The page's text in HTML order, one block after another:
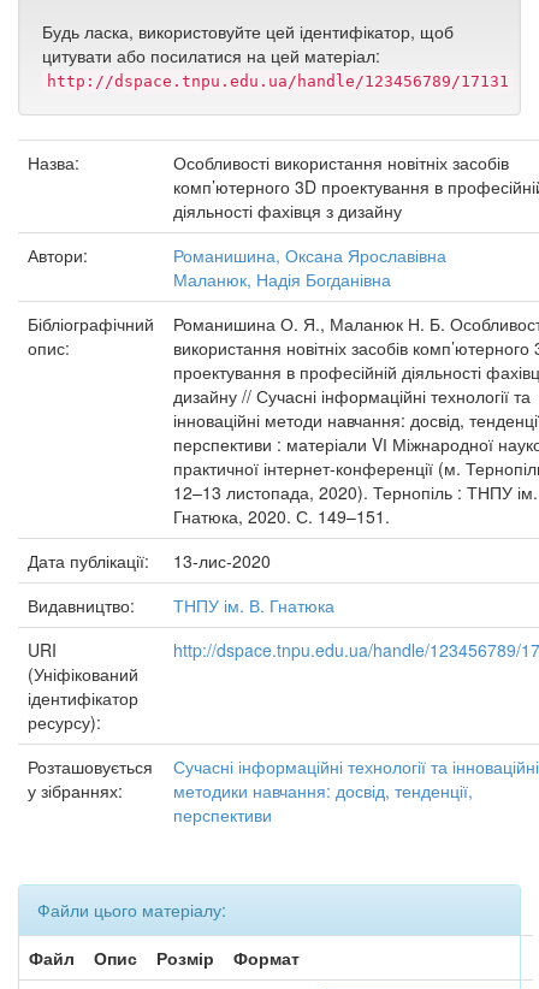
Будь ласка, використовуйте цей ідентифікатор, щоб
цитувати або посилатися на цей матеріал:
http://dspace.tnpu.edu.ua/handle/123456789/17131
Назва:
Особливості використання новітніх засобів
комп’ютерного 3D проектування в
діяльності фахівця з дизайну
Автори:
Романишина, Оксана Ярославівна
Маланюк, Надія Богданівна
Бібліографічний
опис:
Романишина О. Я., Маланюк Н. Б.
використання новітніх засобів комп’ютерного
проектування в професійній діяльності
дизайну // Сучасні інформаційні технології та
інноваційні методи навчання: досвід,
перспективи : матеріали VІ Міжнародної
практичної інтернет-конференції (м.
12–13 листопада, 2020). Тернопіль : ТНПУ
Гнатюка, 2020. С. 149–151.
Дата публікації:
13-лис-2020
Видавництво:
ТНПУ ім. В. Гнатюка
URI
(Уніфікований
ідентифікатор
ресурсу):
http://dspace.tnpu.edu.ua/handle/123456789/
Розташовується
у зібраннях:
Сучасні інформаційні технології та інноваційні
методики навчання: досвід, тенденції,
перспективи
Файли цього матеріалу:
Файл
Опис Розмір
Формат